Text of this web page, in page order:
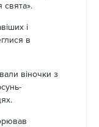
свята».
і
в
віночки з